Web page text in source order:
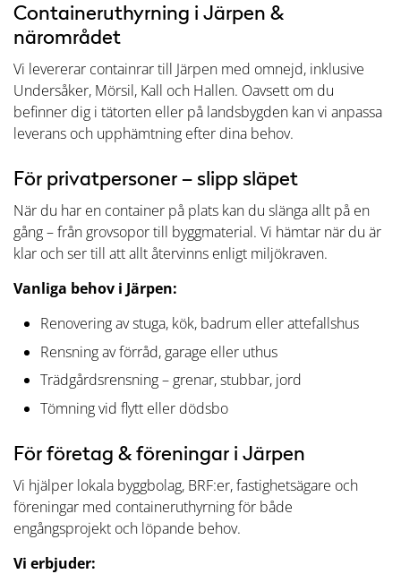
Containeruthyrning i Järpen &
närområdet
Vi levererar containrar till Järpen med omnejd, inklusive
Undersåker, Mörsil, Kall och Hallen. Oavsett om du
befinner dig i tätorten eller på landsbygden kan vi anpassa
leverans och upphämtning efter dina behov.
För privatpersoner – slipp släpet
När du har en container på plats kan du slänga allt på en
gång – från grovsopor till byggmaterial. Vi hämtar när du är
klar och ser till att allt återvinns enligt miljökraven.
Vanliga behov i Järpen:
Renovering av stuga, kök, badrum eller attefallshus
Rensning av förråd, garage eller uthus
Trädgårdsrensning – grenar, stubbar, jord
Tömning vid flytt eller dödsbo
För företag & föreningar i Järpen
Vi hjälper lokala byggbolag, BRF:er, fastighetsägare och
föreningar med containeruthyrning för både
engångsprojekt och löpande behov.
Vi erbjuder: